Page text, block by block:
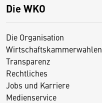
Die WKO
Die Organisation
Wirtschaftskammerwahlen
Transparenz
Rechtliches
Jobs und Karriere
Medienservice